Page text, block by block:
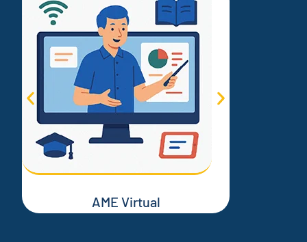
AME Virtual